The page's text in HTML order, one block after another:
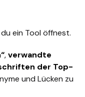
ein Tool öffnest.
,verwandte
der Top-
und Lücken zu